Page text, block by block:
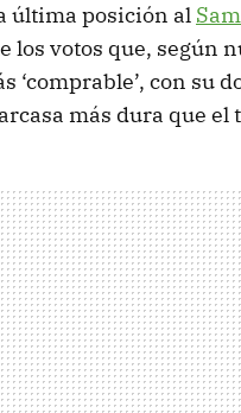
última posición al
los votos que, según
‘comprable’, con su
más dura que el